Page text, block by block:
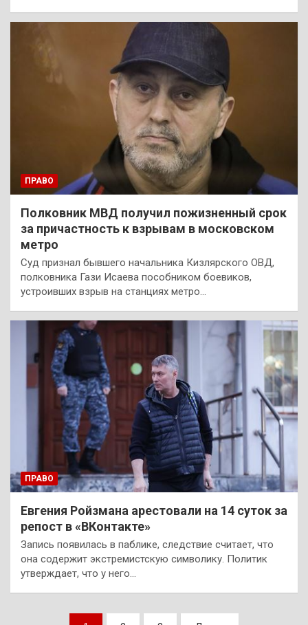
ПРАВО
Полковник МВД получил пожизненный срок
за причастность к взрывам в московском
метро
Суд признал бывшего начальника Кизлярского ОВД,
полковника Гази Исаева пособником боевиков,
устроивших взрыв на станциях метро…
ПРАВО
Евгения Ройзмана арестовали на 14 суток за
репост в «ВКонтакте»
Запись появилась в паблике, следствие считает, что
она содержит экстремистскую символику. Политик
утверждает, что у него…